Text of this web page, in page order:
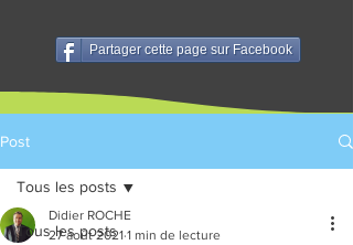
Partager cette page sur Facebook
Post
Tous les posts
Tous les posts
Didier ROCHE
27 août 2021 1 min de lecture